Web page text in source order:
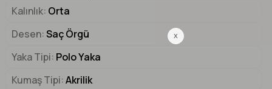
Kalınlık Orta
Desen Saç Örgü
Yaka Tipi Polo Yaka
Kumaş Tipi Akrilik